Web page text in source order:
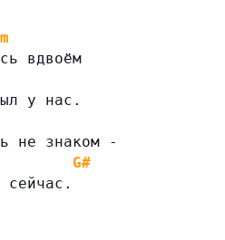
вдвоём
у нас.
не знаком -
G#
сейчас.